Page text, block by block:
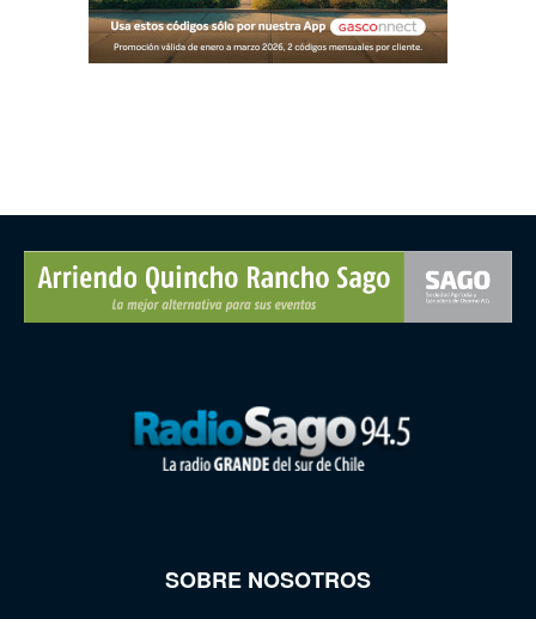
SOBRE NOSOTROS